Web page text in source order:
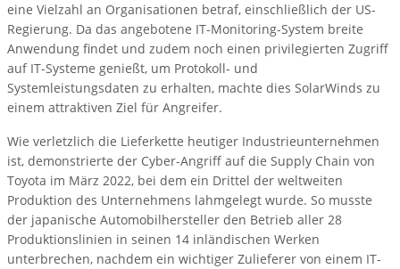
eine Vielzahl an Organisationen betraf, einschließlich der US-
Regierung. Da das angebotene IT-Monitoring-System breite
Anwendung findet und zudem noch einen privilegierten Zugriff
auf IT-Systeme genießt, um Protokoll- und
Systemleistungsdaten zu erhalten, machte dies SolarWinds zu
einem attraktiven Ziel für Angreifer.
Wie verletzlich die Lieferkette heutiger Industrieunternehmen
ist, demonstrierte der Cyber-Angriff auf die Supply Chain von
Toyota im März 2022, bei dem ein Drittel der weltweiten
Produktion des Unternehmens lahmgelegt wurde. So musste
der japanische Automobilhersteller den Betrieb aller 28
Produktionslinien in seinen 14 inländischen Werken
unterbrechen, nachdem ein wichtiger Zulieferer von einem IT-